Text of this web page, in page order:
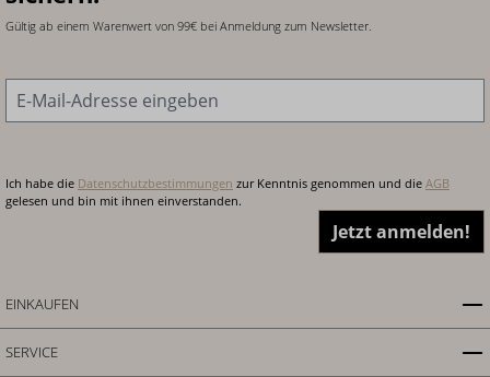
Gültig ab einem Warenwert von 99€ bei Anmeldung zum Newsletter.
E-Mail-Adresse
Ich habe die Datenschutzbestimmungen zur Kenntnis genommen und die AGB
gelesen und bin mit ihnen einverstanden.
Jetzt anmelden!
EINKAUFEN
SERVICE